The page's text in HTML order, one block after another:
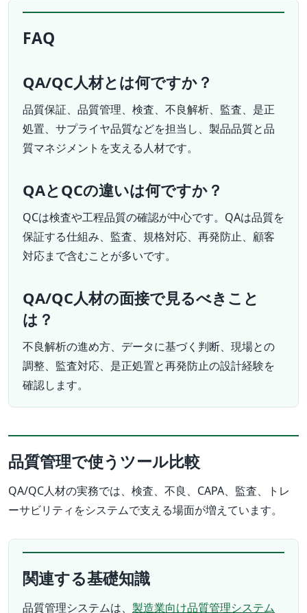
FAQ
QA/QC人材とは何ですか？
品質保証、品質管理、検査、不良解析、監査、是正
処置、サプライヤ品質などを担当し、製品品質と品
質マネジメントを支える人材です。
QAとQCの違いは何ですか？
QCは検査や工程品質の確認が中心です。QAは品質を
保証する仕組み、監査、規格対応、再発防止、顧客
対応まで含むことが多いです。
QA/QC人材の面接で見るべきこと
は？
不良解析の進め方、データに基づく判断、現場との
調整、監査対応、是正処置と再発防止の設計経験を
確認します。
品質管理で使うツール比較
QA/QC人材の実務では、検査、不良、CAPA、監査、トレ
ーサビリティをシステムで支える場面が増えています。
関連する基礎知識
品質管理システムは、 製造業向け品質管理システム